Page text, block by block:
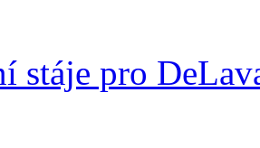
stáje pro